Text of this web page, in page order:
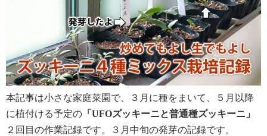
本記事は小さな家庭菜園で、３月に種をまいて、５月以降
に植付ける予定の 「 UFOズッキーニと普通種ズッキーニ 」
２回目の作業記録です。３月中旬の発芽の記録です。